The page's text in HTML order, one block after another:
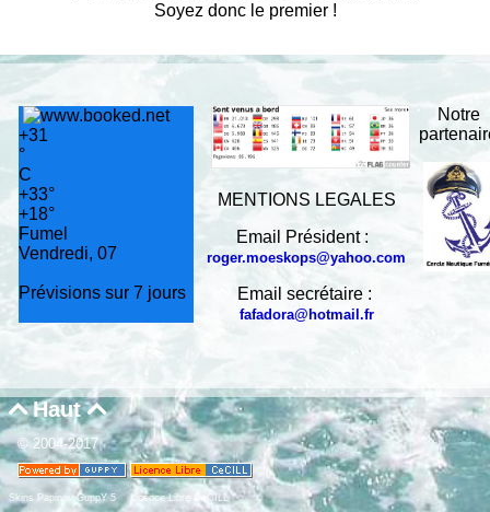
Soyez donc le premier !
+31
°
C
+33°
+18°
Fumel
Vendredi, 07
Prévisions sur 7 jours
MENTIONS LEGALES
Email Président :
roger.moeskops@yahoo.com
Email secrétaire :
fafadora@hotmail.fr
Notre
Haut
© 2004-2017
Skins Papinou GuppY 5 Licence Libre CeCILL